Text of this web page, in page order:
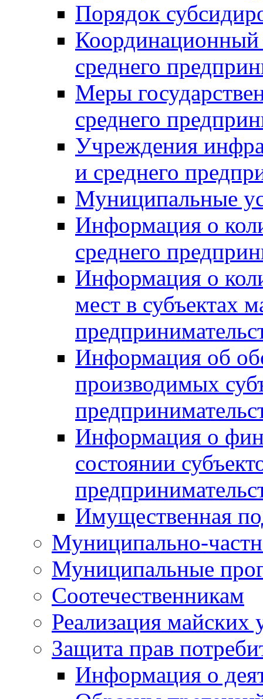
Порядок
Координационный
среднего
Меры
среднего
Учреждения
и среднего
Муниципальные
Информация о
среднего
Информация о
мест в субъектах
Информация об
производимых
Информация о
состоянии
Имущественная
Муниципально-
Муниципальные
Соотечественникам
Реализация майских
Защита прав
Информация о